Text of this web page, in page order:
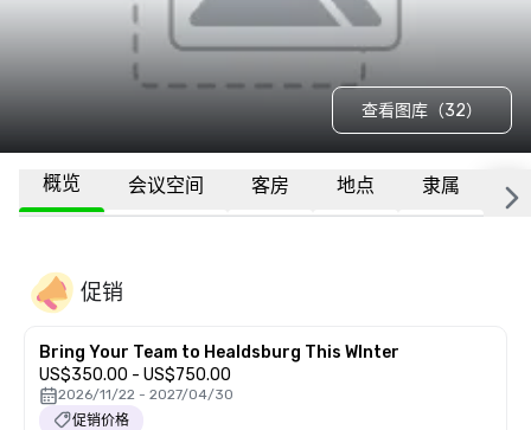
查看图库（32）
概览 会议空间 客房 地点 隶属 更
促销
Bring Your Team to Healdsburg This WInter
US$350.00 - US$750.00
2026/11/22 - 2027/04/30
促销价格